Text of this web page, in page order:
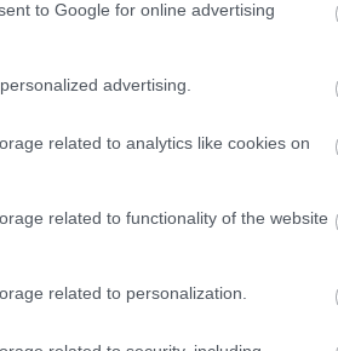
to Google for online advertising
advertising.
related to analytics like cookies on
related to functionality of the website
related to personalization.
δικτυωτό σύστημα
την άμεση απώλεια των
ώρα). Κλείνοντας αυτή την
πυγμαχίας,